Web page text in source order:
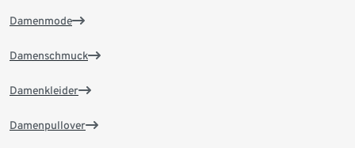
Damenmode
Damenschmuck
Damenkleider
Damenpullover